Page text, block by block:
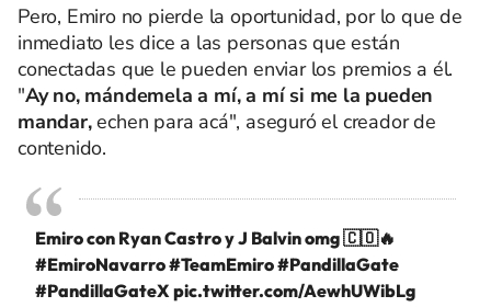
Pero, Emiro no pierde la oportunidad, por lo que de
inmediato les dice a las personas que están
conectadas que le pueden enviar los premios a él.
"Ay no, mándemela a mí, a mí si me la pueden
mandar,echen para acá", aseguró el creador de
contenido.
Emiro con Ryan Castro y J Balvin omg 🇨🇴🔥
#EmiroNavarro#TeamEmiro#PandillaGate
#PandillaGateXpic.twitter.com/AewhUWibLg